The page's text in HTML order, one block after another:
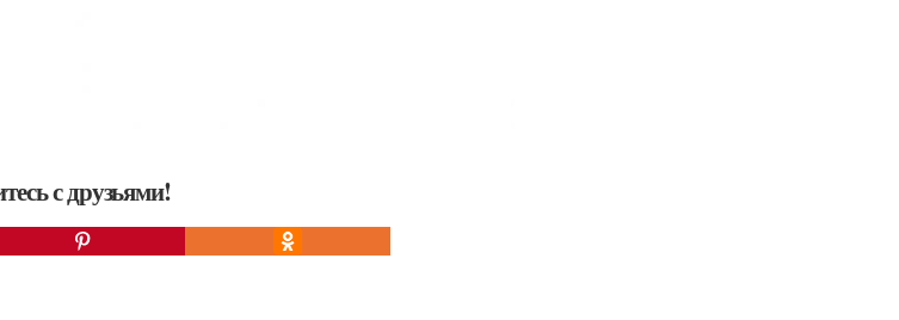
с друзьями!